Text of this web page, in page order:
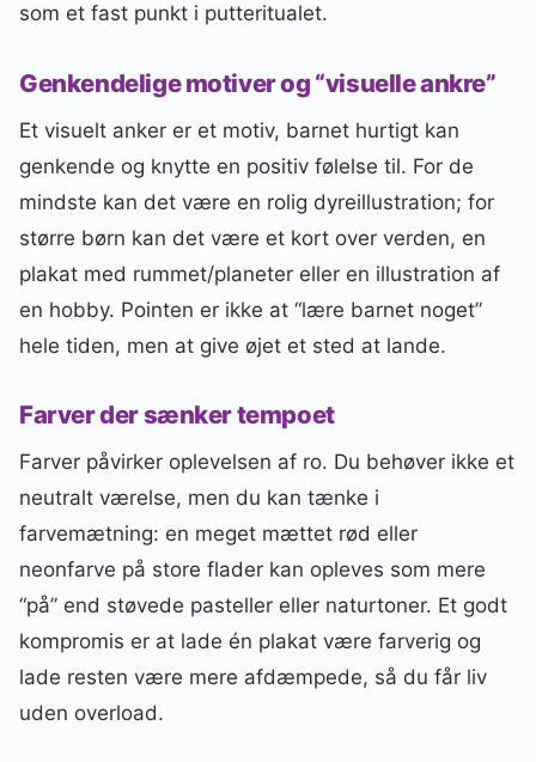
som et fast punkt i putteritualet.
Genkendelige motiver og “visuelle ankre”
Et visuelt anker er et motiv, barnet hurtigt kan
genkende og knytte en positiv følelse til. For de
mindste kan det være en rolig dyreillustration; for
større børn kan det være et kort over verden, en
plakat med rummet/planeter eller en illustration af
en hobby. Pointen er ikke at “lære barnet noget”
hele tiden, men at give øjet et sted at lande.
Farver der sænker tempoet
Farver påvirker oplevelsen af ro. Du behøver ikke et
neutralt værelse, men du kan tænke i
farvemætning: en meget mættet rød eller
neonfarve på store flader kan opleves som mere
“på” end støvede pasteller eller naturtoner. Et godt
kompromis er at lade én plakat være farverig og
lade resten være mere afdæmpede, så du får liv
uden overload.